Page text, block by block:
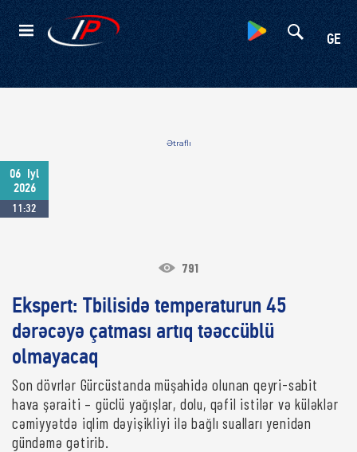
GE
Kateqoriyalar
Ətraflı
06
Iyl
2026
11:32
791
Ekspert: Tbilisidə temperaturun 45
dərəcəyə çatması artıq təəccüblü
olmayacaq
Son dövrlər Gürcüstanda müşahidə olunan qeyri-sabit
hava şəraiti – güclü yağışlar, dolu, qəfil istilər və küləklər
cəmiyyətdə iqlim dəyişikliyi ilə bağlı sualları yenidən
gündəmə gətirib.